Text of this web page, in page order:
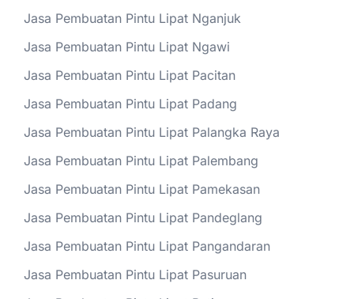
Jasa Pembuatan Pintu Lipat Nganjuk
Jasa Pembuatan Pintu Lipat Ngawi
Jasa Pembuatan Pintu Lipat Pacitan
Jasa Pembuatan Pintu Lipat Padang
Jasa Pembuatan Pintu Lipat Palangka Raya
Jasa Pembuatan Pintu Lipat Palembang
Jasa Pembuatan Pintu Lipat Pamekasan
Jasa Pembuatan Pintu Lipat Pandeglang
Jasa Pembuatan Pintu Lipat Pangandaran
Jasa Pembuatan Pintu Lipat Pasuruan